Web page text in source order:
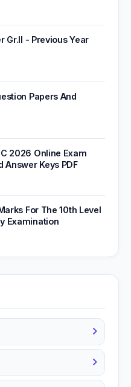
Gr.II - Previous Year
Papers And
2026 Online Exam
Answer Keys PDF
For The 10th Level
Examination